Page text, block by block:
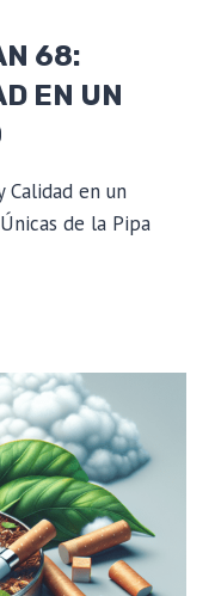
68:
EN UN
Calidad en un
de la Pipa